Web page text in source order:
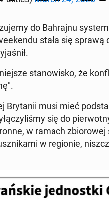
do Bah­raj­nu
stała się
sta­no­wi­sko, że
Bry­ta­nii musi mieć
się do
w ramach
w re­gio­nie,